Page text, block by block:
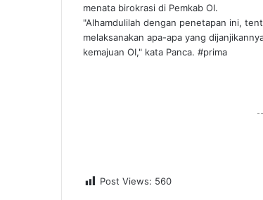
menata birokrasi di Pemkab OI.
"Alhamdulilah dengan penetapan ini,
melaksanakan apa-apa yang
kemajuan OI," kata Panca. #prima
Post Views: 560